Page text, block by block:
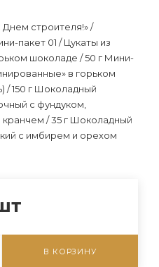
строителя!» /
пакет 01 / Цукаты из
шоколаде / 50 г Мини-
в горьком
/ 150 г Шоколадный
с фундуком,
/ 35 г Шоколадный
с имбирем и орехом
В КОРЗИНУ